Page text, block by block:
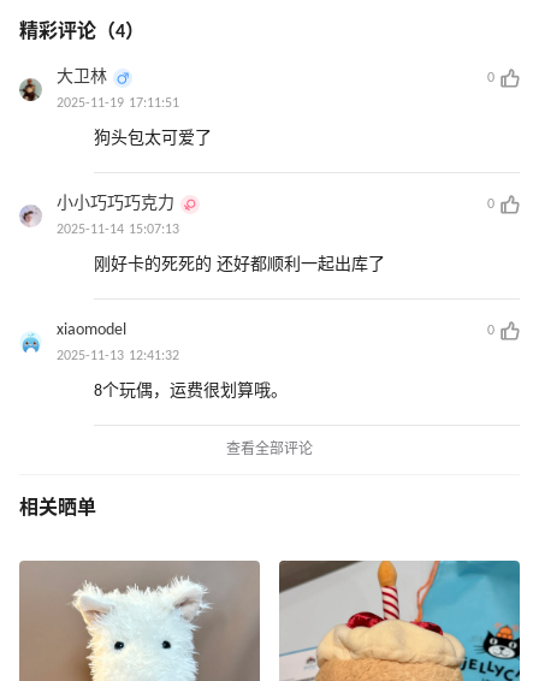
精彩评论（4）
大卫林
0
2025-11-19 17:11:51
狗头包太可爱了
小小巧巧巧克力
0
2025-11-14 15:07:13
刚好卡的死死的 还好都顺利一起出库了
xiaomodel
0
2025-11-13 12:41:32
8个玩偶，运费很划算哦。
查看全部评论
相关晒单